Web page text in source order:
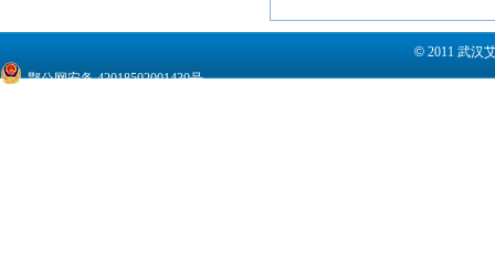
© 2011 武汉
鄂公网安备 42018502001430号